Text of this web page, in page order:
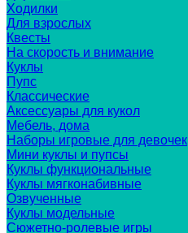
Ходилки
Для взрослых
Квесты
На скорость и внимание
Куклы
Пупс
Классические
Аксессуары для кукол
Мебель, дома
Наборы игровые для девочек
Мини куклы и пупсы
Куклы функциональные
Куклы мягконабивные
Озвученные
Куклы модельные
Сюжетно-ролевые игры